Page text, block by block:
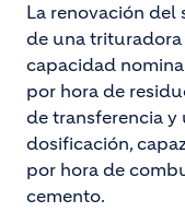
La renovación del
de una
capacidad
por hora de
de transferencia y
dosificación,
por hora de
cemento.